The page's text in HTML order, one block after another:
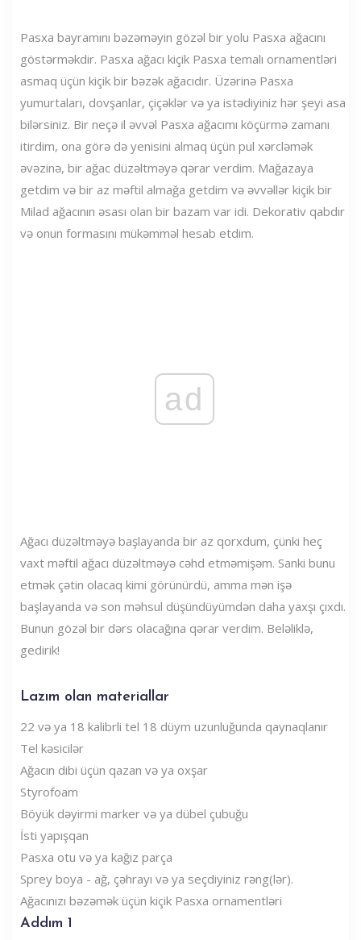
Pasxa bayramını bəzəməyin gözəl bir yolu Pasxa ağacını
göstərməkdir. Pasxa ağacı kiçik Pasxa temalı ornamentləri
asmaq üçün kiçik bir bəzək ağacıdır. Üzərinə Pasxa
yumurtaları, dovşanlar, çiçəklər və ya istədiyiniz hər şeyi asa
bilərsiniz. Bir neçə il əvvəl Pasxa ağacımı köçürmə zamanı
itirdim, ona görə də yenisini almaq üçün pul xərcləmək
əvəzinə, bir ağac düzəltməyə qərar verdim. Mağazaya
getdim və bir az məftil almağa getdim və əvvəllər kiçik bir
Milad ağacının əsası olan bir bazam var idi. Dekorativ qabdır
və onun formasını mükəmməl hesab etdim.
ad
Ağacı düzəltməyə başlayanda bir az qorxdum, çünki heç
vaxt məftil ağacı düzəltməyə cəhd etməmişəm. Sanki bunu
etmək çətin olacaq kimi görünürdü, amma mən işə
başlayanda və son məhsul düşündüyümdən daha yaxşı çıxdı.
Bunun gözəl bir dərs olacağına qərar verdim. Beləliklə,
gedirik!
Lazım olan materiallar
22 və ya 18 kalibrli tel 18 düym uzunluğunda qaynaqlanır
Tel kəsicilər
Ağacın dibi üçün qazan və ya oxşar
Styrofoam
Böyük dəyirmi marker və ya dübel çubuğu
İsti yapışqan
Pasxa otu və ya kağız parça
Sprey boya - ağ, çəhrayı və ya seçdiyiniz rəng(lər).
Ağacınızı bəzəmək üçün kiçik Pasxa ornamentləri
Addım 1